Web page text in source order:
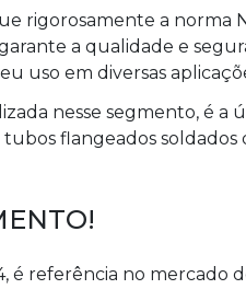
rigorosamente a norma
a qualidade e
uso em diversas
nesse segmento, é a
flangeados soldados
é referência no mercado